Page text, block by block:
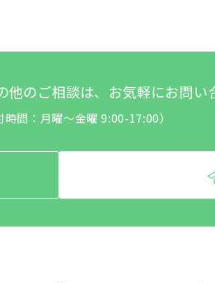
のご相談は、お気軽にお問い
時間：月曜～金曜 9:00-17:00）